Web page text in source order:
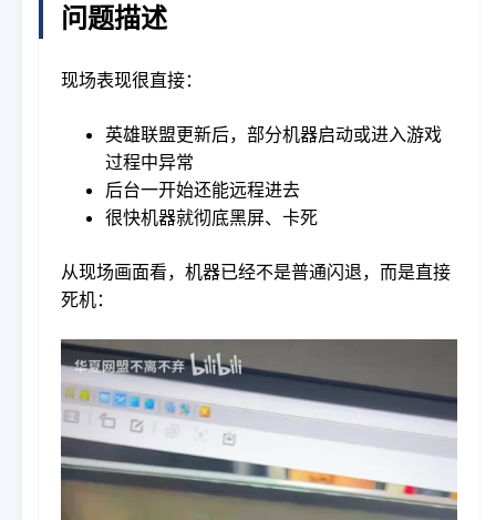
问题描述
现场表现很直接：
英雄联盟更新后，部分机器启动或进入游戏
过程中异常
后台一开始还能远程进去
很快机器就彻底黑屏、卡死
从现场画面看，机器已经不是普通闪退，而是直接
死机：